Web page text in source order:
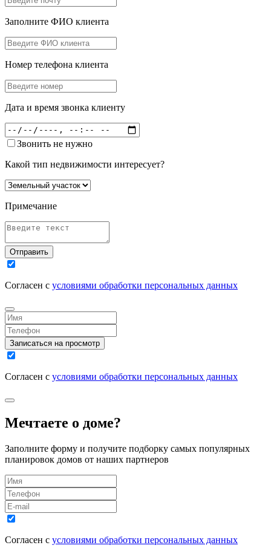
Заполните ФИО клиента
Номер телефона клиента
Дата и время звонка клиенту
Звонить не нужно
Какой тип недвижимости интересует?
Примечание
Отправить
Согласен с условиями обработки персональных данных
Записаться на просмотр
Согласен с условиями обработки персональных данных
Мечтаете о доме?
Заполните форму и получите подборку самых популярных
планировок домов от наших партнеров
Согласен с условиями обработки персональных данных